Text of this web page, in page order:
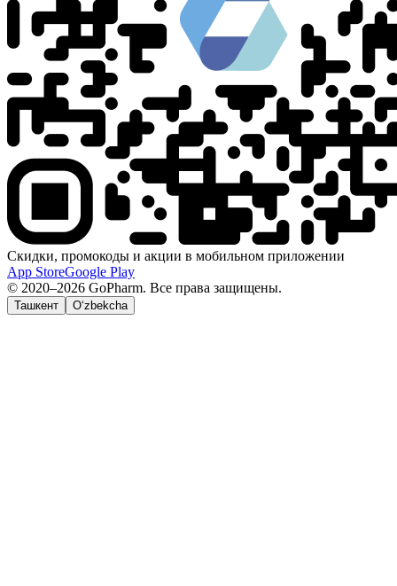
Скидки, промокоды и акции в мобильном приложении
App StoreGoogle Play
© 2020–2026 GoPharm. Все права защищены.
Ташкент O‘zbekcha